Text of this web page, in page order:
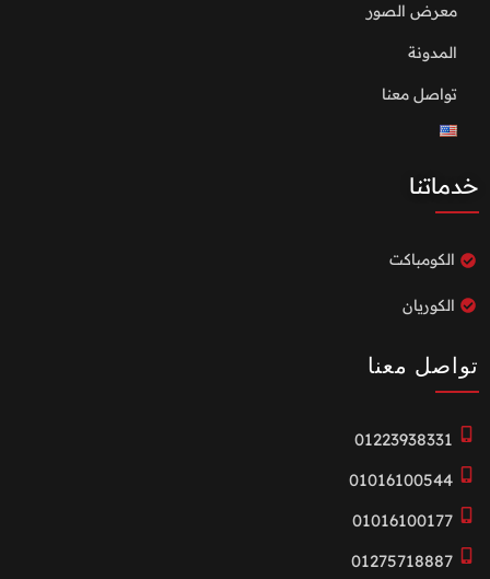
معرض الصور
المدونة
تواصل معنا
خدماتنا
الكومباكت
الكوريان
تواصل معنا
01223938331
01016100544
01016100177
01275718887